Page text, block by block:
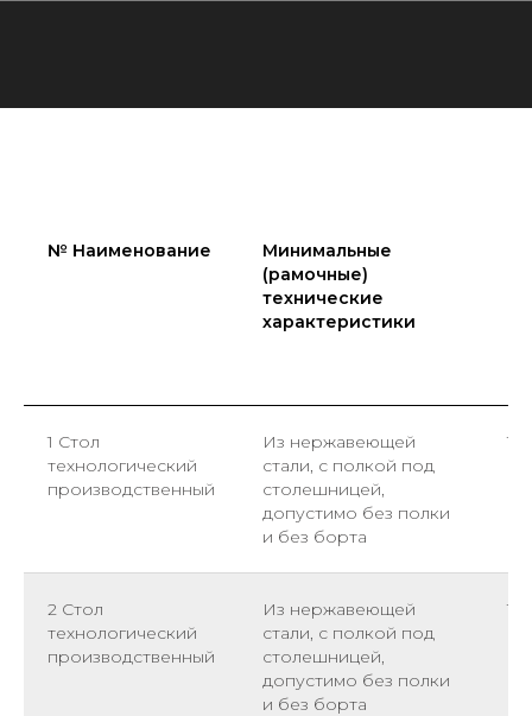
№ Наименование
Минимальные
(рамочные)
технические
характеристики
1 Стол
технологический
производственный
Из нержавеющей
стали, с полкой под
столешницей,
допустимо без полки
и без борта
1
2 Стол
технологический
производственный
Из нержавеющей
стали, с полкой под
столешницей,
допустимо без полки
и без борта
1